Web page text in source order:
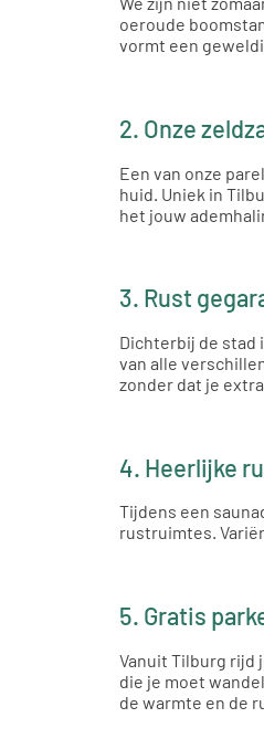
oeroude
vormt een
2. Onze
Een van onze
huid. Uniek in
het jouw
3. Rust
Dichterbij de stad
van alle
zonder dat je
4. Heerlijke
Tijdens een
rustruimtes.
5. Gratis
Vanuit Tilburg rijd
die je moet
de warmte en de